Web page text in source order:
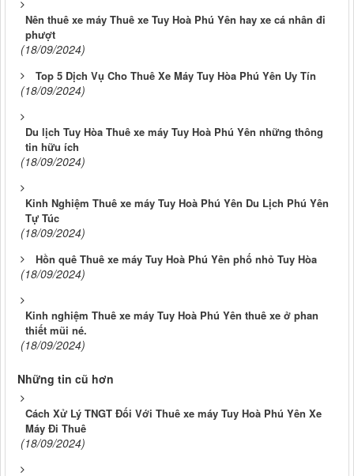
Nên thuê xe máy Thuê xe Tuy Hoà Phú Yên hay xe cá nhân đi
phượt
(18/09/2024)
Top 5 Dịch Vụ Cho Thuê Xe Máy Tuy Hòa Phú Yên Uy Tín
(18/09/2024)
Du lịch Tuy Hòa Thuê xe máy Tuy Hoà Phú Yên những thông
tin hữu ích
(18/09/2024)
Kinh Nghiệm Thuê xe máy Tuy Hoà Phú Yên Du Lịch Phú Yên
Tự Túc
(18/09/2024)
Hồn quê Thuê xe máy Tuy Hoà Phú Yên phố nhỏ Tuy Hòa
(18/09/2024)
Kinh nghiệm Thuê xe máy Tuy Hoà Phú Yên thuê xe ở phan
thiết mũi né.
(18/09/2024)
Những tin cũ hơn
Cách Xử Lý TNGT Đối Với Thuê xe máy Tuy Hoà Phú Yên Xe
Máy Đi Thuê
(18/09/2024)